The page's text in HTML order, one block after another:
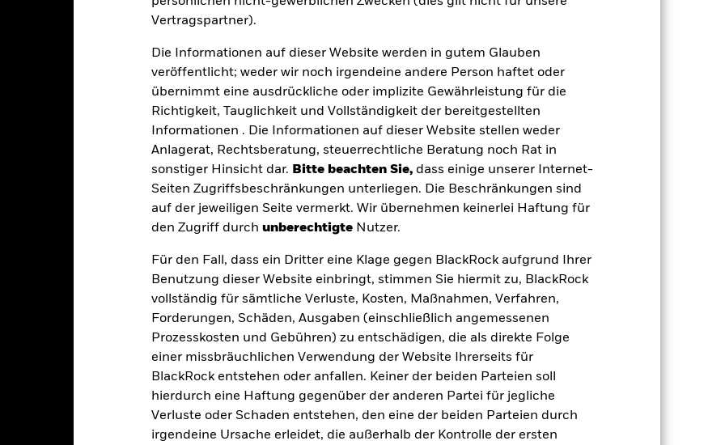
Vertragspartner).
Die Informationen auf dieser Website werden in gutem Glauben
veröffentlicht; weder wir noch irgendeine andere Person haftet oder
übernimmt eine ausdrückliche oder implizite Gewährleistung für die
Richtigkeit, Tauglichkeit und Vollständigkeit der bereitgestellten
Informationen . Die Informationen auf dieser Website stellen weder
Anlagerat, Rechtsberatung, steuerrechtliche Beratung noch Rat in
sonstiger Hinsicht dar. Bitte beachten Sie,dass einige unserer Internet-
Seiten Zugriffsbeschränkungen unterliegen. Die Beschränkungen sind
auf der jeweiligen Seite vermerkt. Wir übernehmen keinerlei Haftung für
den Zugriff durch unberechtigteNutzer.
Für den Fall, dass ein Dritter eine Klage gegen BlackRock aufgrund Ihrer
Benutzung dieser Website einbringt, stimmen Sie hiermit zu, BlackRock
vollständig für sämtliche Verluste, Kosten, Maßnahmen, Verfahren,
Forderungen, Schäden, Ausgaben (einschließlich angemessenen
Prozesskosten und Gebühren) zu entschädigen, die als direkte Folge
einer missbräuchlichen Verwendung der Website Ihrerseits für
BlackRock entstehen oder anfallen. Keiner der beiden Parteien soll
hierdurch eine Haftung gegenüber der anderen Partei für jegliche
Verluste oder Schaden entstehen, den eine der beiden Parteien durch
irgendeine Ursache erleidet, die außerhalb der Kontrolle der ersten
und/oder der Ausfall eines Emittenten haben wesentliche Auswirkungen auf die Wertentwicklung
Wertpapiere mit einem Rating unter Investment Grade sind anfälliger gegenüber Änderungen bei
mit höherem Rating. Potenzielle oder effektive Herabstufungen der Kreditwürdigkeit können zu
fester Laufzeit sind darauf ausgelegt, dass Anleger die Anteile über die gesamte Laufzeit des Fonds halten,
ausfallen. Der Fonds kann zudem ein erhöhtes Risiko einer vorzeitigen Auflösung aufweisen. Da die
unterliegen, sind die Risiken, die den Anlegern entstehen, in jedem Zeitraum unterschiedlich.
Der Fonds
Geschäftstätigkeiten auszuschließen, die mit den ESG-Kriterien nicht vereinbar sind. Das ESG-Screening
Dies kann, verglichen mit einem Fonds ohne ein solches Screening, negative Auswirkungen auf
von Instituten, die Dienstleistungen wie die Verwahrung von Vermögenswerten anbieten oder als
Geschäften mit anderen Instrumenten auftreten, kann zu Verlusten für den Fonds führen.Kreditrisiko:
Fonds gehaltenen Vermögensgegenstandes fällige Erträge nicht aus oder zahlt Kapital nicht zurück.
dass es nicht genügend Käufer oder Verkäufer gibt, um Anlagen leicht zu verkaufen oder zu kaufen.
Eckdaten
EUR 128 065 868,92
25.Feb.2025
EUR
Auflegung Anteilsklasse 25.Feb.2025
Währung der Reihe
Max. Ausgabeaufschlag 3,00%
Managementgebühr 0,60%